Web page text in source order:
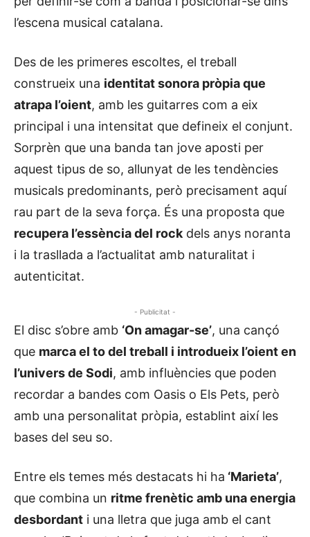
l’escena musical catalana.
Des de les primeres escoltes, el treball
construeix una identitat sonora pròpia que
atrapa l’oient, amb les guitarres com a eix
principal i una intensitat que defineix el conjunt.
Sorprèn que una banda tan jove aposti per
aquest tipus de so, allunyat de les tendències
musicals predominants, però precisament aquí
rau part de la seva força. És una proposta que
recupera l’essència del rockdels anys noranta
i la trasllada a l’actualitat amb naturalitat i
autenticitat.
- Publicitat -
El disc s’obre amb ‘On amagar-se’, una cançó
que marca el to del treball i introdueix l’oient en
l’univers de Sodi, amb influències que poden
recordar a bandes com Oasis o Els Pets, però
amb una personalitat pròpia, establint així les
bases del seu so.
Entre els temes més destacats hi ha ‘Marieta’,
que combina un ritme frenètic amb una energia
desbordant i una lletra que juga amb el cant